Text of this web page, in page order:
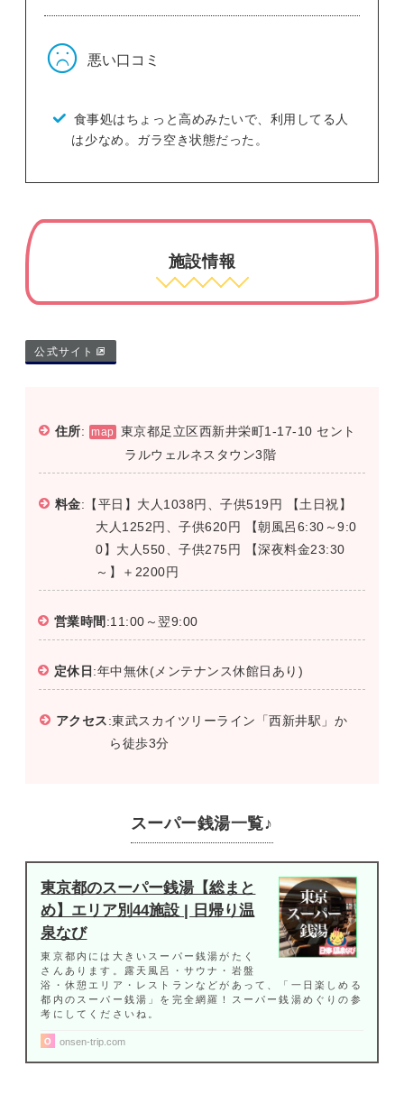
悪い口コミ
食事処はちょっと高めみたいで、利用してる人
は少なめ。ガラ空き状態だった。
施設情報
公式サイト
住所: map
東京都足立区西新井栄町1-17-10 セント
ラルウェルネスタウン3階
料金:【平日】大人1038円、子供519円 【土日祝】
大人1252円、子供620円 【朝風呂6:30～9:0
0】大人550、子供275円 【深夜料金23:30
～】＋2200円
営業時間 :11:00～翌9:00
定休日 :年中無休(メンテナンス休館日あり)
アクセス:東武スカイツリーライン「西新井駅」か
ら徒歩3分
スーパー銭湯一覧♪
東京都のスーパー銭湯【総まと
め】エリア別44施設 | 日帰り温
泉なび
東京都内には大きいスーパー銭湯がたく
さんあります。露天風呂・サウナ・岩盤
浴・休憩エリア・レストランなどがあって、「一日楽しめる
都内のスーパー銭湯」を完全網羅！スーパー銭湯めぐりの参
考にしてくださいね。
onsen-trip.com